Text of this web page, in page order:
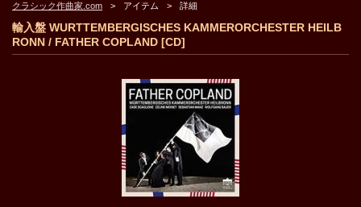
クラシック作曲家.com アイテム 詳細
輸入盤 WURTTEMBERGISCHES KAMMERORCHESTER HEILB
RONN / FATHER COPLAND [CD]